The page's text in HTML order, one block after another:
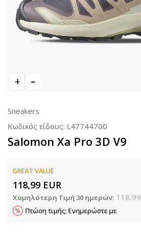
Sneakers
Κωδικός είδους: L47744700
Salomon Xa Pro 3D V9
GREAT VALUE
118,99 EUR
Χαμηλότερη Τιμή 30 ημερών: 118,99
Πτώση τιμής; Ενημερώστε με